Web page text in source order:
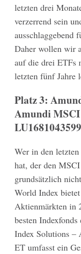
letzten drei
verzerrend sein
ausschlaggebend
Daher wollen wir
auf die drei ETFs
letzten fünf Jahre
Platz 3:
Amundi
Wer in den
hat, der den
grundsätzlich
World Index
Aktienmärkten in
besten
Index Solutions
ET umfasst ein